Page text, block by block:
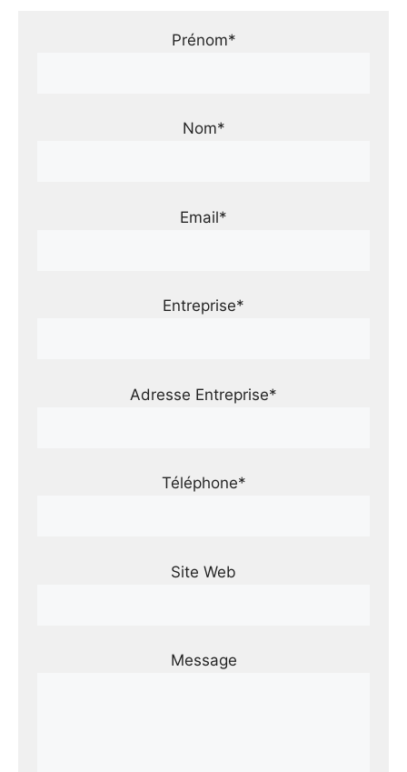
Prénom*
Nom*
Email*
Entreprise*
Adresse Entreprise*
Téléphone*
Site Web
Message